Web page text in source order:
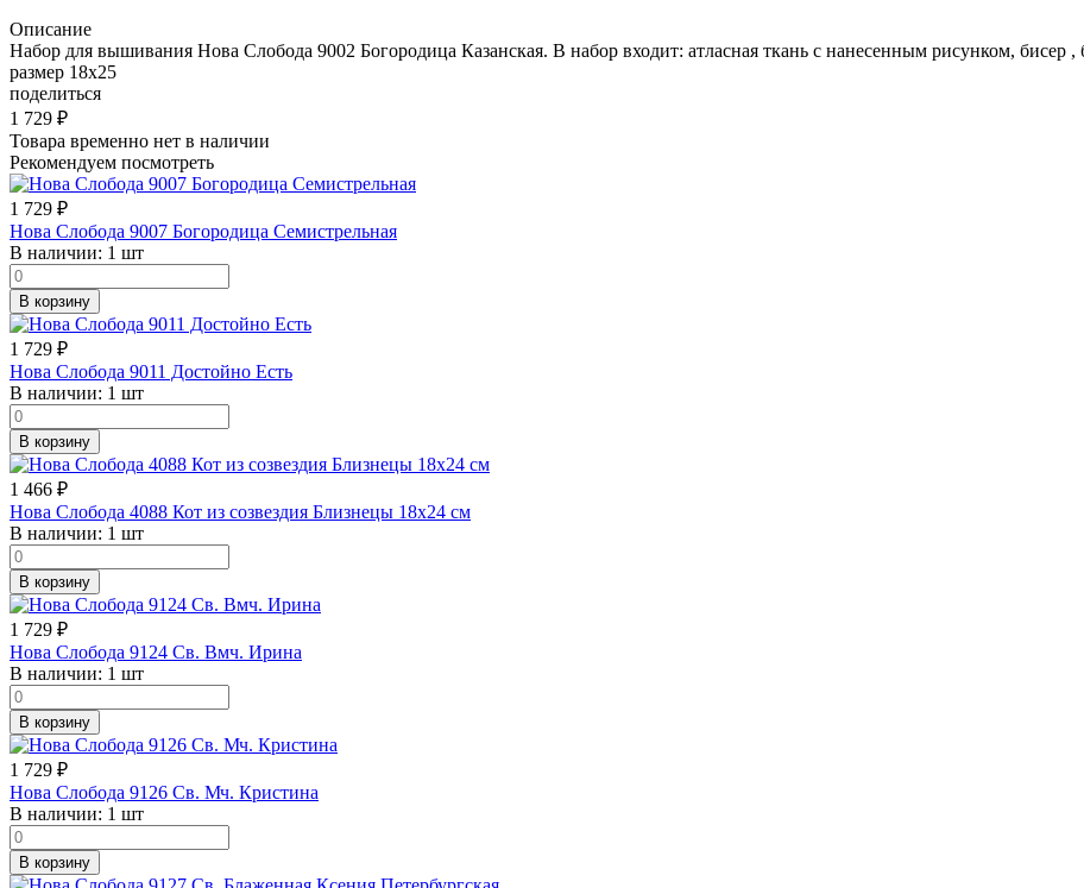
Описание
Набор для вышивания Нова Слобода 9002 Богородица Казанская. В набор входит: атласная ткань с нанесенным рисунком, бисер ,
размер 18х25
поделиться
1 729 ₽
Товара временно нет в наличии
Рекомендуем посмотреть
1 729 ₽
Нова Слобода 9007 Богородица Семистрельная
В наличии: 1 шт
В корзину
1 729 ₽
Нова Слобода 9011 Достойно Есть
В наличии: 1 шт
В корзину
1 466 ₽
Нова Слобода 4088 Кот из созвездия Близнецы 18х24 см
В наличии: 1 шт
В корзину
1 729 ₽
Нова Слобода 9124 Св. Вмч. Ирина
В наличии: 1 шт
В корзину
1 729 ₽
Нова Слобода 9126 Св. Мч. Кристина
В наличии: 1 шт
В корзину